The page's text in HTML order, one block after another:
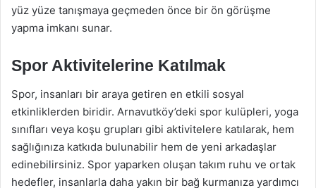
yüz yüze tanışmaya geçmeden önce bir ön görüşme
yapma imkanı sunar.
Spor Aktivitelerine Katılmak
Spor, insanları bir araya getiren en etkili sosyal
etkinliklerden biridir. Arnavutköy’deki spor kulüpleri, yoga
sınıfları veya koşu grupları gibi aktivitelere katılarak, hem
sağlığınıza katkıda bulunabilir hem de yeni arkadaşlar
edinebilirsiniz. Spor yaparken oluşan takım ruhu ve ortak
hedefler, insanlarla daha yakın bir bağ kurmanıza yardımcı